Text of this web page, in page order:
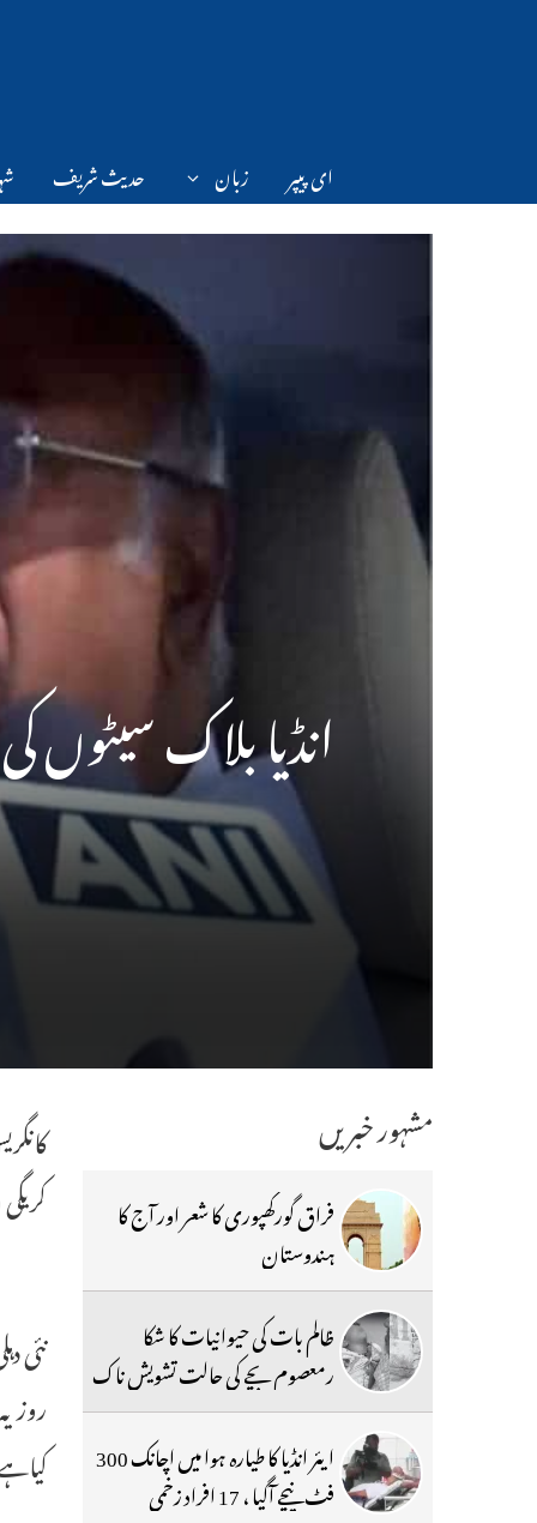
ای پیپر زبان حدیث شریف
نئی
روز
مشہور خبریں
فراق گورکھپوری کا شعر اور آج کا
ہندوستان
ظالم بات کی حیوانیات کا شکا
رمعصوم بچے کی حالت تشویش ناک
ایئر انڈیا کا طیارہ ہوا میں اچانک 300
فٹ نیچے آگیا ، 17 افراد زخمی